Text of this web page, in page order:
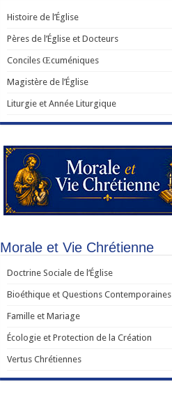
Histoire de l’Église
Pères de l’Église et Docteurs
Conciles Œcuméniques
Magistère de l’Église
Liturgie et Année Liturgique
Morale et Vie Chrétienne
Doctrine Sociale de l’Église
Bioéthique et Questions Contemporaines
Famille et Mariage
Écologie et Protection de la Création
Vertus Chrétiennes